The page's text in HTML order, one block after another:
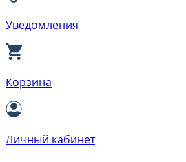
Уведомления
Корзина
Личный кабинет